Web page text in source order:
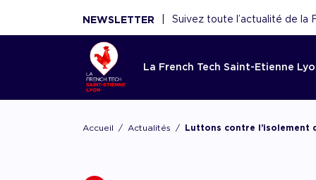
NEWSLETTER Suivez toute l’actualité de la
La French Tech Saint-Etienne
La
Toutes
Le
Accueil Actualités Luttons contre l’isolement